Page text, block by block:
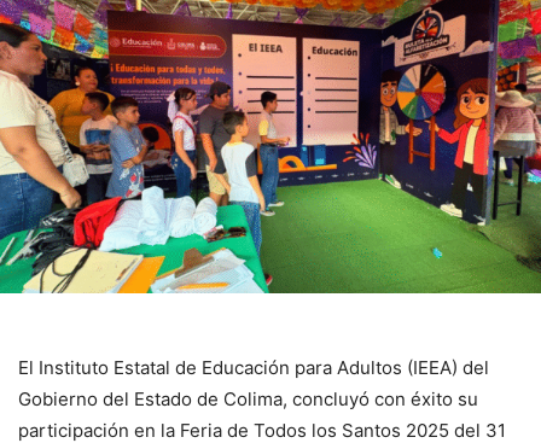
El Instituto Estatal de Educación para Adultos (IEEA) del
Gobierno del Estado de Colima, concluyó con éxito su
participación en la Feria de Todos los Santos 2025 del 31